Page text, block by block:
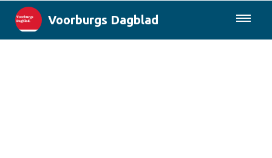
Voorburgs Dagblad